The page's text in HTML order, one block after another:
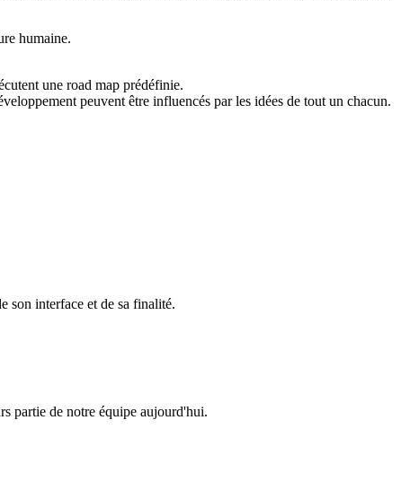
humaine.
une road map prédéfinie.
peuvent être influencés par les idées de tout un chacun.
son interface et de sa finalité.
partie de notre équipe aujourd'hui.